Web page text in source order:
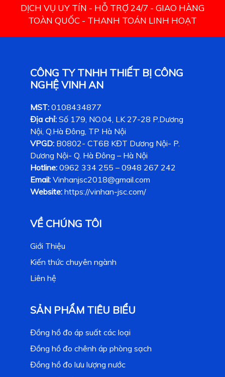
DỊCH VỤ UY TÍN - HỖ TRỢ 24/7 - GIAO HÀNG
TOÀN QUỐC - THANH TOÁN LINH HOẠT
CÔNG TY TNHH THIẾT BỊ CÔNG
NGHỆ VINH AN
MST: 0108434877
Địa chỉ: Số 179, NO.04, LK 27-28 P.Dương
Nội, Q.Hà Đông, TP Hà Nội
VPGD: B0802- CT6B KĐT Dương Nội- P.
Dương Nội- Q. Hà Đông – Hà Nội
Hotline: 0962 334 255 – 0948 267 242
Email: Vinhanjsc2018@gmail.com
Website: https://vinhan-jsc.com/
VỀ CHÚNG TÔI
Giới Thiệu
Kiến thức chuyên ngành
Liên hệ
SẢN PHẨM TIÊU BIỂU
Đồng hồ đo áp suất các loại
Đồng hồ đo chênh áp phòng sạch
Đồng hồ đo lưu lượng nước